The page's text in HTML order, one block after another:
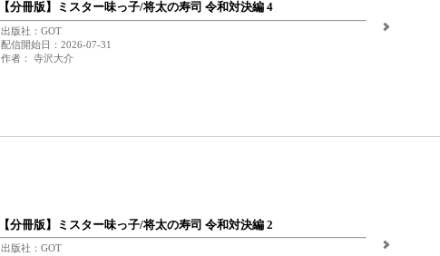
【分冊版】ミスター味っ子/将太の寿司 令和対決編 4
出版社：GOT
配信開始日：2026-07-31
作者： 寺沢大介
【分冊版】ミスター味っ子/将太の寿司 令和対決編 2
出版社：GOT